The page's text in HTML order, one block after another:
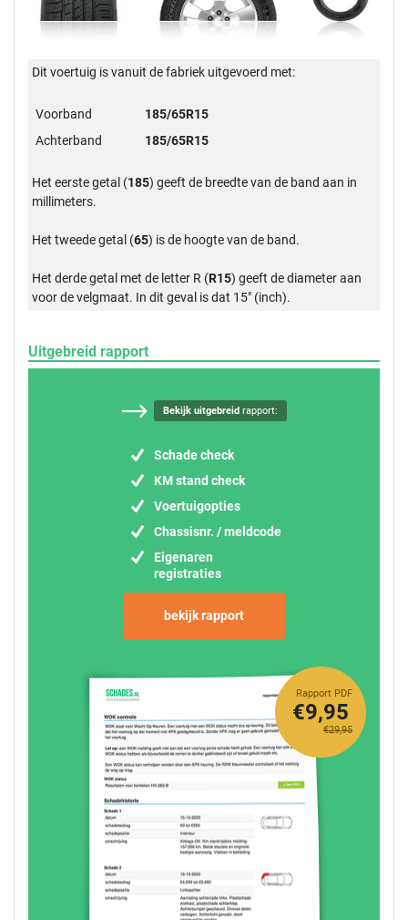
Dit voertuig is vanuit de fabriek uitgevoerd met:
Voorband
185/65R15
Achterband
185/65R15
Het eerste getal (185) geeft de breedte van de band aan in
millimeters.
Het tweede getal (65) is de hoogte van de band.
Het derde getal met de letter R (R15) geeft de diameter aan
voor de velgmaat. In dit geval is dat 15" (inch).
Uitgebreid rapport
Bekijk uitgebreidrapport:
Schade check
KM stand check
Voertuigopties
Chassisnr. / meldcode
Eigenaren
registraties
bekijk rapport
Rapport PDF
€29,95
€9,95